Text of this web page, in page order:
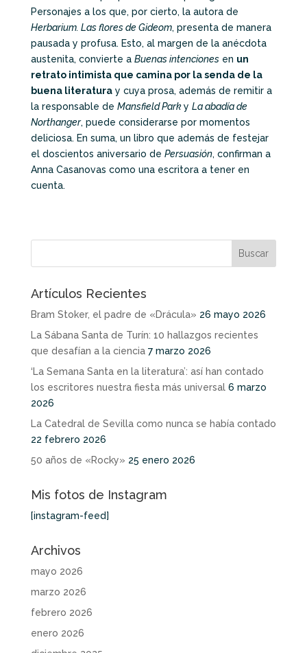
Personajes a los que, por cierto, la autora de
Herbarium. Las flores de Gideom, presenta de manera
pausada y profusa. Esto, al margen de la anécdota
austenita, convierte a Buenas intencionesen un
retrato intimista que camina por la senda de la
buena literaturay cuya prosa, además de remitir a
la responsable de Mansfield Parky La abadía de
Northanger, puede considerarse por momentos
deliciosa. En suma, un libro que además de festejar
el doscientos aniversario de Persuasión, confirman a
Anna Casanovas como una escritora a tener en
cuenta.
Artículos Recientes
Bram Stoker, el padre de «Drácula» 26 mayo 2026
La Sábana Santa de Turín: 10 hallazgos recientes
que desafían a la ciencia 7 marzo 2026
‘La Semana Santa en la literatura’: así han contado
los escritores nuestra fiesta más universal 6 marzo
2026
La Catedral de Sevilla como nunca se había contado
22 febrero 2026
50 años de «Rocky» 25 enero 2026
Mis fotos de Instagram
[instagram-feed]
Archivos
mayo 2026
marzo 2026
febrero 2026
enero 2026